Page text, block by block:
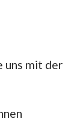
uns mit der